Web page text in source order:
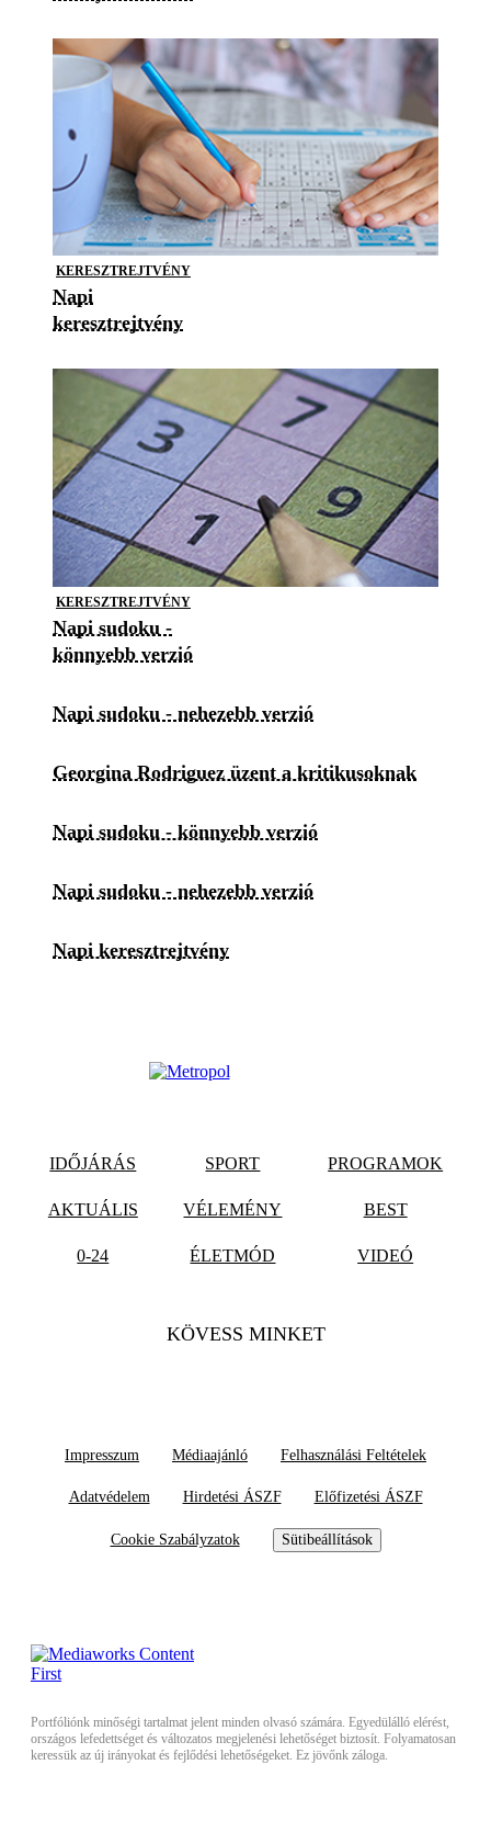
KERESZTREJTVÉNY
Napi
keresztrejtvény
KERESZTREJTVÉNY
Napi sudoku -
könnyebb verzió
Napi sudoku - nehezebb verzió
Georgina Rodriguez üzent a kritikusoknak
Napi sudoku - könnyebb verzió
Napi sudoku - nehezebb verzió
Napi keresztrejtvény
IDŐJÁRÁS SPORT PROGRAMOK
AKTUÁLIS VÉLEMÉNY BEST
0-24 ÉLETMÓD VIDEÓ
KÖVESS MINKET
Impresszum Médiaajánló Felhasználási Feltételek
Adatvédelem Hirdetési ÁSZF Előfizetési ÁSZF
Cookie Szabályzatok Sütibeállítások
Portfóliónk minőségi tartalmat jelent minden olvasó számára. Egyedülálló elérést,
országos lefedettséget és változatos megjelenési lehetőséget biztosít. Folyamatosan
keressük az új irányokat és fejlődési lehetőségeket. Ez jövőnk záloga.